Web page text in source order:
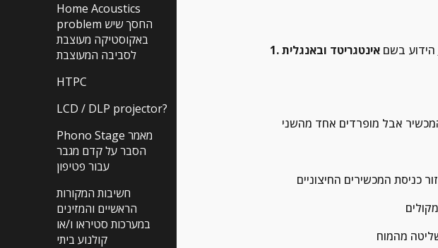
Home Acoustics
problem החסך שיש
באקוסטיקה מעוצבת
לסביבה המעוצבת
HTPC
LCD / DLP projector?
Phono Stage מאמר
הסבר על קדם מגבר
עבור פטיפון
חשיבות המקורות
הראשיים והמזינים
במערכות סטיראו ו/או
קולנוע ביתי
1.
הידוע בשם